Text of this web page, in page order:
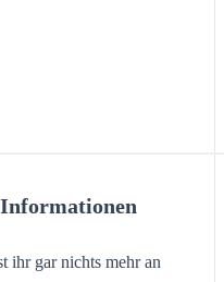
ihr gar nichts mehr an